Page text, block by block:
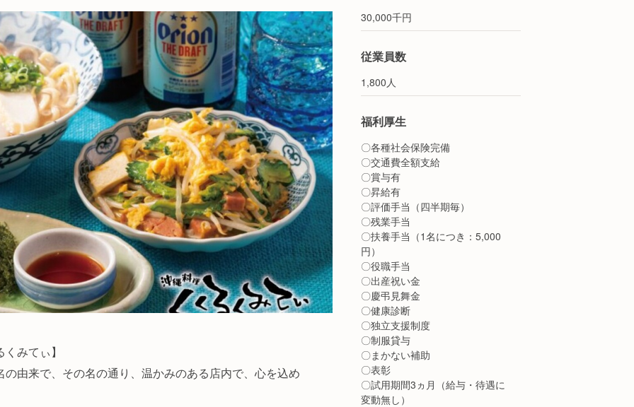
みてぃ】
由来で、その名の通り、温かみのある店内で、心を込め
30,000千円
従業員数
1,800人
福利厚生
〇各種社会保険完備
〇交通費全額支給
〇賞与有
〇昇給有
〇評価手当（四半期毎）
〇残業手当
〇扶養手当（1名につき：5,000
円）
〇役職手当
〇出産祝い金
〇慶弔見舞金
〇健康診断
〇独立支援制度
〇制服貸与
〇まかない補助
〇表彰
〇試用期間3ヵ月（給与・待遇に
変動無し）